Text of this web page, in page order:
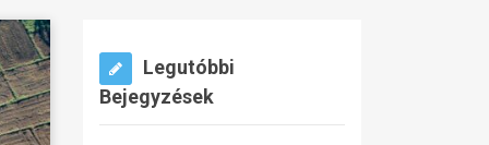
Legutóbbi
Bejegyzések